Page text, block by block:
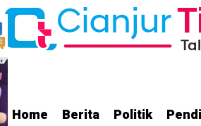
Home Berita Politik
Home Berita Politik